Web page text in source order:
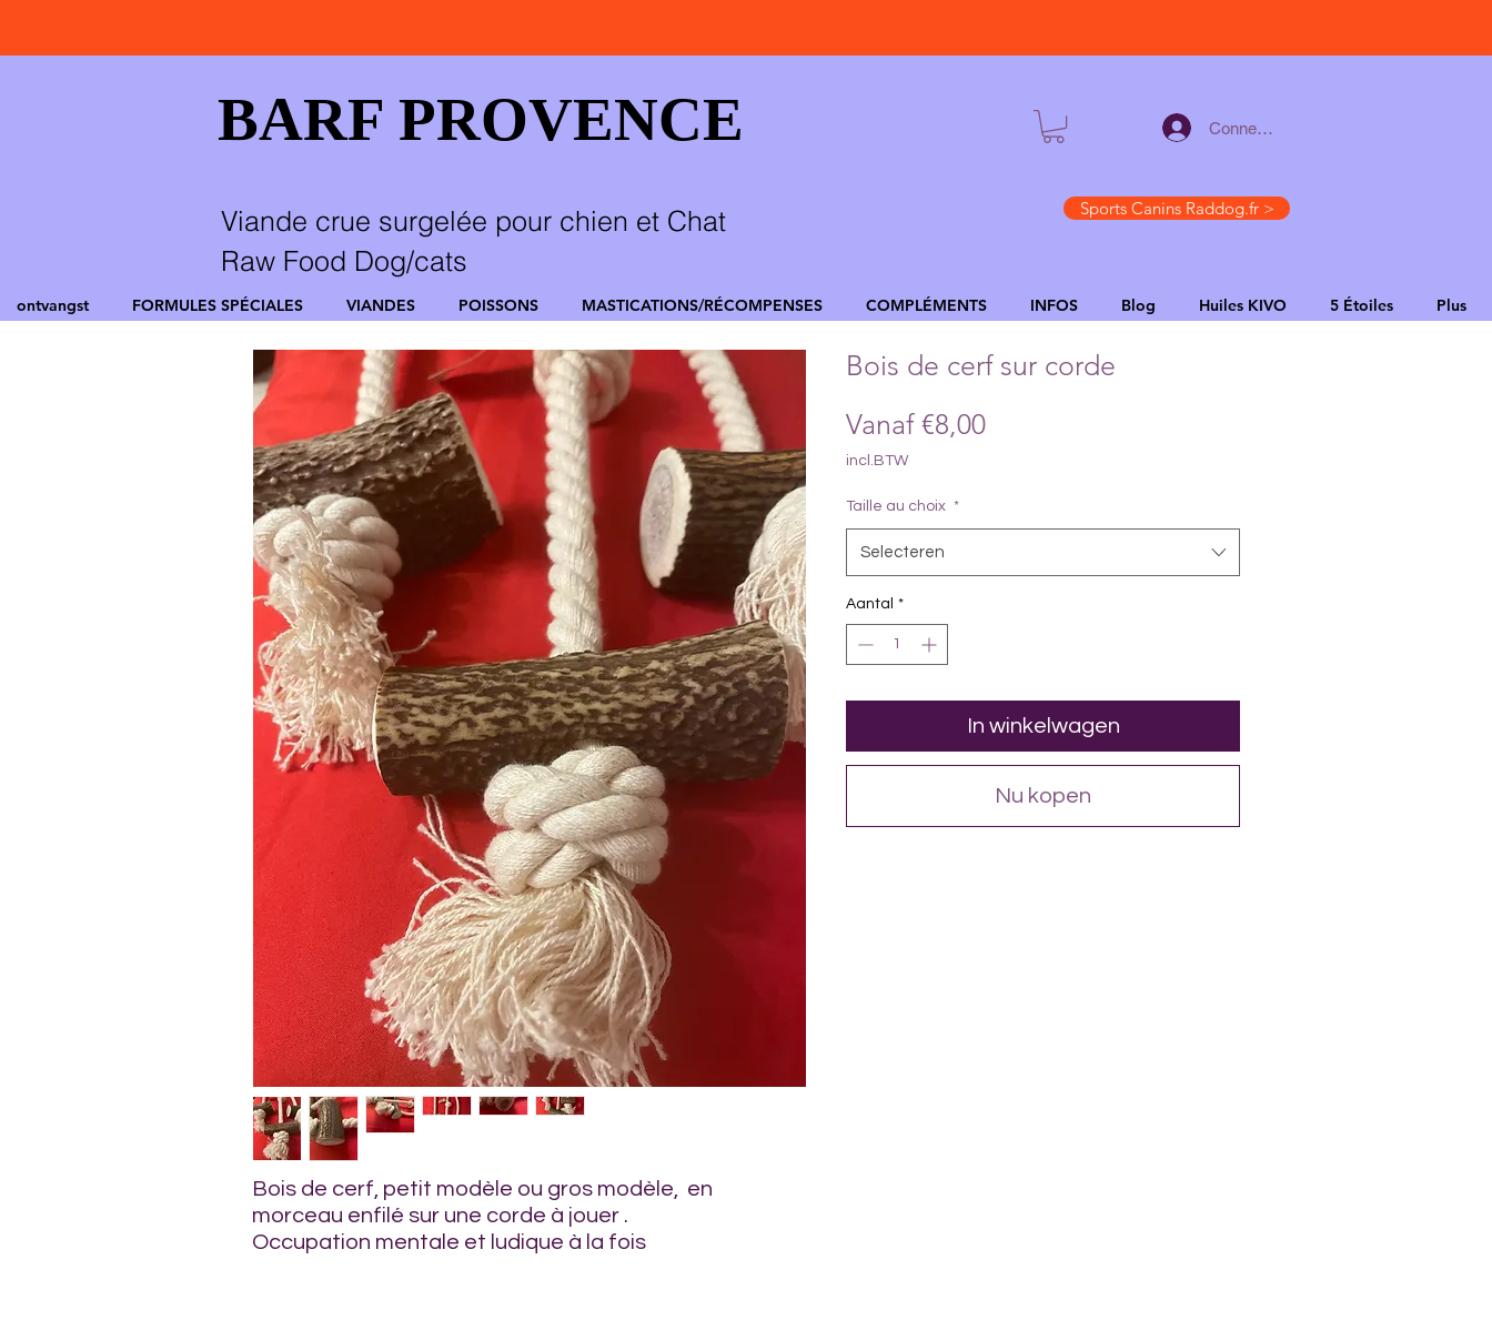
BARF PROVENCE Connexion
Viande crue surgelée pour chien et Chat
Raw Food Dog/cats
Sports Canins Raddog.fr >
ontvangst FORMULES SPÉCIALES VIANDES POISSONS MASTICATIONS/RÉCOMPENSES COMPLÉMENTS INFOS Blog Huiles KIVO 5 Étoiles Plus
Bois de cerf, petit modèle ou gros modèle, en
morceau enfilé sur une corde à jouer .
Occupation mentale et ludique à la fois
Bois de cerf sur corde
Vanaf €8,00Verkoopprijs
incl.BTW
Taille au choix *
Selecteren
Aantal *
In winkelwagen
Nu kopen